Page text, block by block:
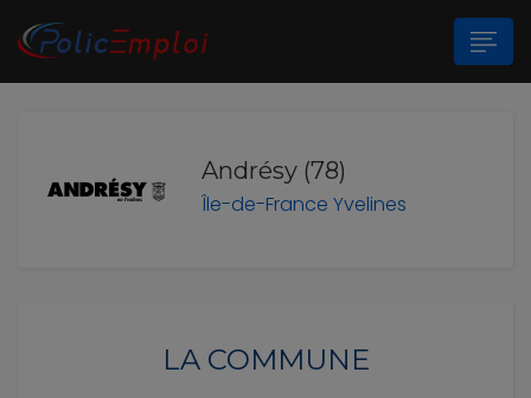
submenu (Les Polices Municipales)
submenu (A propos)
Andrésy (78)
Île-de-France Yvelines
LA COMMUNE